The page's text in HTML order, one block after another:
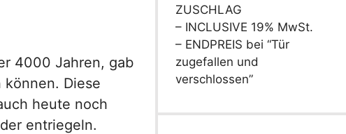
4000 Jahren, gab
Diese
heute noch
entriegeln.
ZUSCHLAG
– INCLUSIVE 19% MwSt.
– ENDPREIS bei “Tür
zugefallen und
verschlossen”